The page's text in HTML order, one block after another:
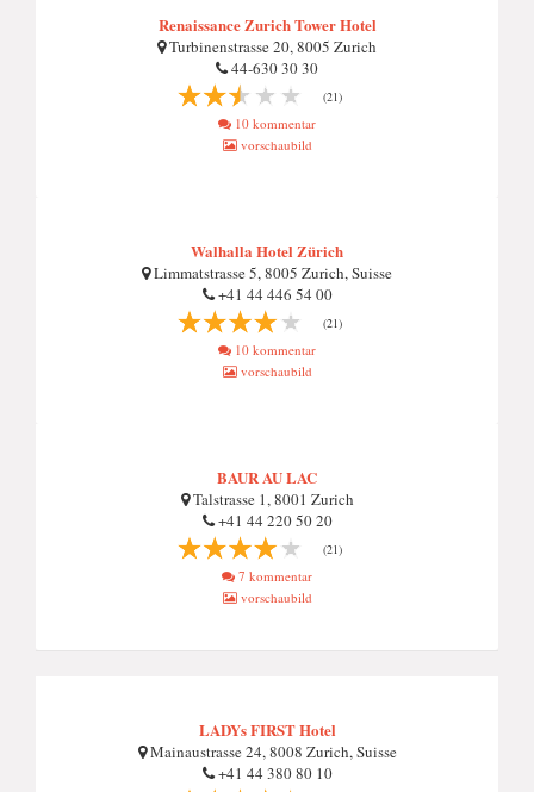
Renaissance Zurich Tower Hotel
Turbinenstrasse 20, 8005 Zurich
44-630 30 30
(21)
10 kommentar
vorschaubild
Walhalla Hotel Zürich
Limmatstrasse 5, 8005 Zurich, Suisse
+41 44 446 54 00
(21)
10 kommentar
vorschaubild
BAUR AU LAC
Talstrasse 1, 8001 Zurich
+41 44 220 50 20
(21)
7 kommentar
vorschaubild
LADYs FIRST Hotel
Mainaustrasse 24, 8008 Zurich, Suisse
+41 44 380 80 10